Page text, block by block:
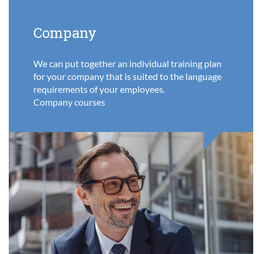
Company
We can put together an individual training plan
for your company that is suited to the language
requirements of your employees.
Company courses